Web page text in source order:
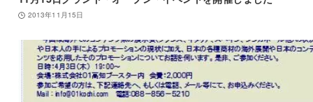
2013年11月15日